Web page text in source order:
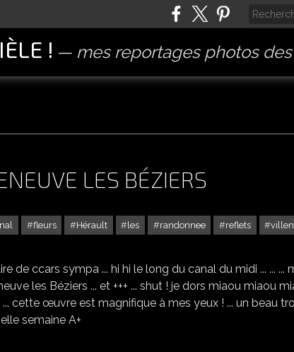
! mes reportages photos
LES BÉZIERS
fleurs Hérault les randonnee reflets
RANDO POUR ALLEZ À VILLENEUVE LES
de ccars sympa ... hi hi le long du canal du midi ... ... ...
les Béziers ... et +++ ... shut ! je dors miaou miaou
... cette œuvre est magnifique à mes yeux ! ... un beau
semaine A+